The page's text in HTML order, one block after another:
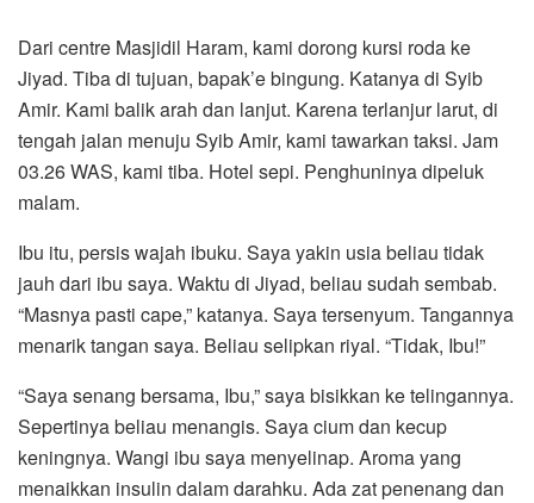
Dari centre Masjidil Haram, kami dorong kursi roda ke
Jiyad. Tiba di tujuan, bapak’e bingung. Katanya di Syib
Amir. Kami balik arah dan lanjut. Karena terlanjur larut, di
tengah jalan menuju Syib Amir, kami tawarkan taksi. Jam
03.26 WAS, kami tiba. Hotel sepi. Penghuninya dipeluk
malam.
Ibu itu, persis wajah ibuku. Saya yakin usia beliau tidak
jauh dari ibu saya. Waktu di Jiyad, beliau sudah sembab.
“Masnya pasti cape,” katanya. Saya tersenyum. Tangannya
menarik tangan saya. Beliau selipkan riyal. “Tidak, Ibu!”
“Saya senang bersama, Ibu,” saya bisikkan ke telingannya.
Sepertinya beliau menangis. Saya cium dan kecup
keningnya. Wangi ibu saya menyelinap. Aroma yang
menaikkan insulin dalam darahku. Ada zat penenang dan